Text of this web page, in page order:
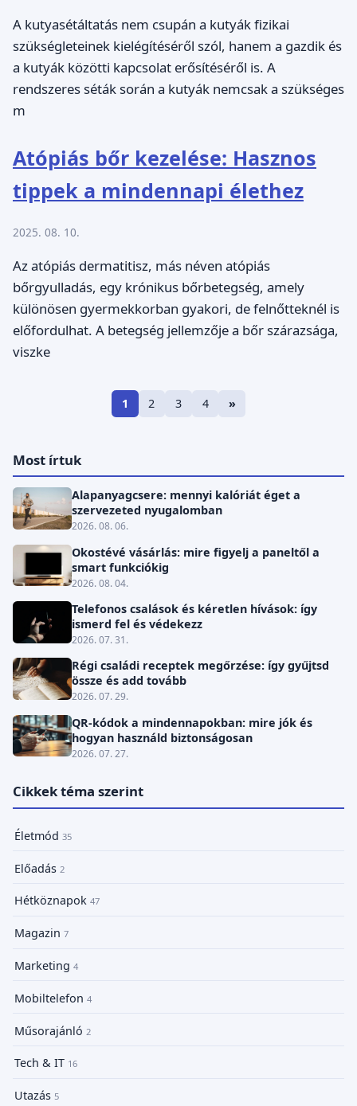
A kutyasétáltatás nem csupán a kutyák fizikai
szükségleteinek kielégítéséről szól, hanem a gazdik és
a kutyák közötti kapcsolat erősítéséről is. A
rendszeres séták során a kutyák nemcsak a szükséges
m
Atópiás bőr kezelése: Hasznos
tippek a mindennapi élethez
2025. 08. 10.
Az atópiás dermatitisz, más néven atópiás
bőrgyulladás, egy krónikus bőrbetegség, amely
különösen gyermekkorban gyakori, de felnőtteknél is
előfordulhat. A betegség jellemzője a bőr szárazsága,
viszke
1 2 3 4 »
Most írtuk
Alapanyagcsere: mennyi kalóriát éget a
szervezeted nyugalomban
2026. 08. 06.
Okostévé vásárlás: mire figyelj a paneltől a
smart funkciókig
2026. 08. 04.
Telefonos csalások és kéretlen hívások: így
ismerd fel és védekezz
2026. 07. 31.
Régi családi receptek megőrzése: így gyűjtsd
össze és add tovább
2026. 07. 29.
QR-kódok a mindennapokban: mire jók és
hogyan használd biztonságosan
2026. 07. 27.
Cikkek téma szerint
Életmód 35
Előadás 2
Hétköznapok 47
Magazin 7
Marketing 4
Mobiltelefon 4
Műsorajánló 2
Tech & IT 16
Utazás 5